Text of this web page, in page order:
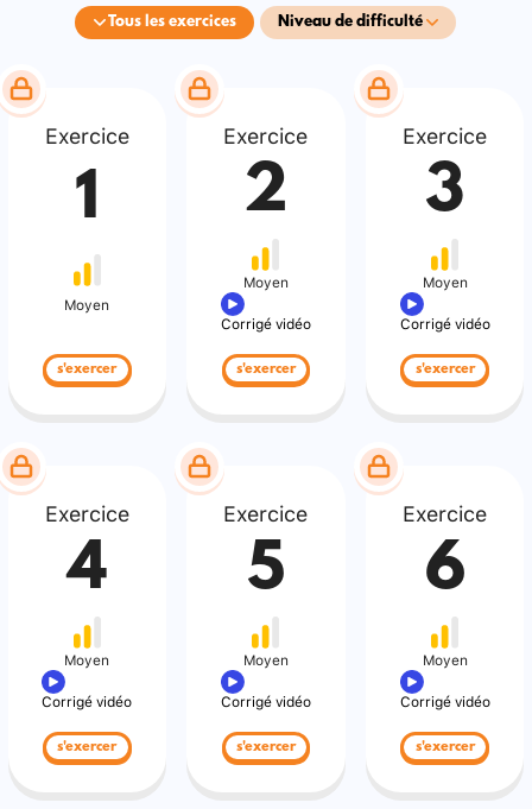
Tous les exercices Niveau de difficulté
Exercice
1
Moyen
s'exercer
Exercice
2
Moyen
Corrigé vidéo
s'exercer
Exercice
3
Moyen
Corrigé vidéo
s'exercer
Exercice
4
Moyen
Corrigé vidéo
s'exercer
Exercice
5
Moyen
Corrigé vidéo
s'exercer
Exercice
6
Moyen
Corrigé vidéo
s'exercer